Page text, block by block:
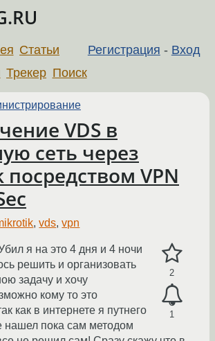
Регистрация - Вход
Статьи
Трекер Поиск
VDS в
сеть через
VPN
,vds,vpn
2
1
я на это 4 дня и 4 ночи
решить и организовать
задачу и хочу
кому то это
как в интернете я путнего
нашел пока сам методом